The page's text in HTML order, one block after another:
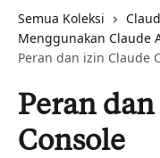
Semua Koleksi
Menggunakan Claude
Peran dan izin Claude
Peran
Console